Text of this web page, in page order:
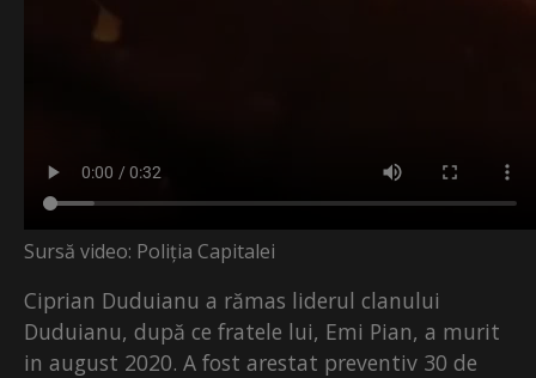
Sursă video: Poliția Capitalei
Ciprian Duduianu a rămas liderul clanului
Duduianu, după ce fratele lui, Emi Pian, a murit
in august 2020. A fost arestat preventiv 30 de